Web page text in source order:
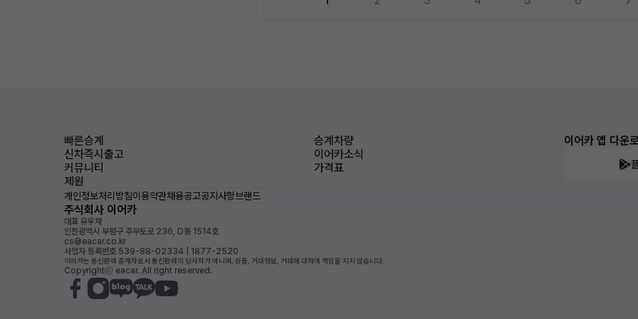
빠른승계
승계차량
신차즉시출고
이어카소식
커뮤니티
가격표
제원
이어카 앱 다운
개인정보처리방침이용약관채용공고공지사항브랜드
주식회사 이어카
대표 유우재
인천광역시 부평구 주부토로 236, D동 1514호
cs@eacar.co.kr
사업자 등록번호 539-88-02334 | 1877-2520
이어카는 통신판매 중개자로서 통신판매의 당사자가 아니며, 상품, 거래정보, 거래에 대하여 책임을 지지 않습니다.
Copyrightⓒ eacar. All right reserved.